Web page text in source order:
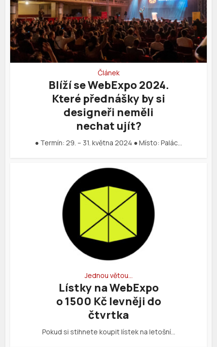
Článek
Blíží se WebExpo 2024.
Které přednášky by si
designeři neměli
nechat ujít?
● Termín: 29. – 31. května 2024 ● Místo: Palác…
Jednou větou…
Lístky na WebExpo
o 1500 Kč levněji do
čtvrtka
Pokud si stihnete koupit lístek na letošní…